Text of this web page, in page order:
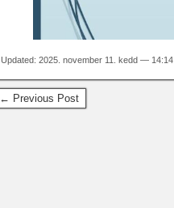
Updated: 2025. november 11. kedd — 14:14
← Previous Post